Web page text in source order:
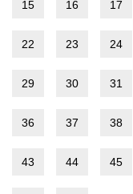
15 16 17
22 23 24
29 30 31
36 37 38
43 44 45